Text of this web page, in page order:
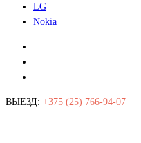
LG
Nokia
ВЫЕЗД: +375 (25) 766-94-07